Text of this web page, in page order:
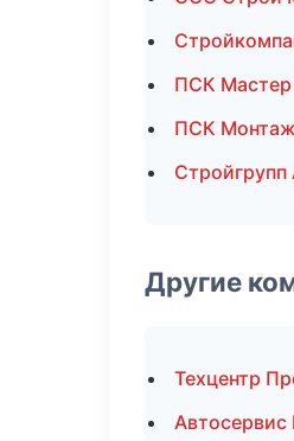
ПСК Мастер
ПСК
Другие
Техцентр
Автосервис